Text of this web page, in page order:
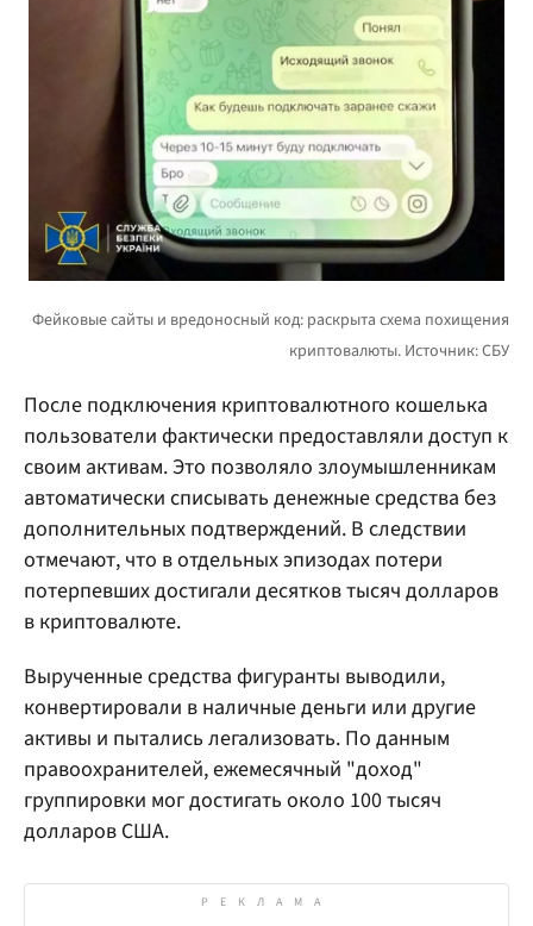
После подключения криптовалютного кошелька
пользователи фактически предоставляли доступ к
своим активам. Это позволяло злоумышленникам
автоматически списывать денежные средства без
дополнительных подтверждений. В следствии
отмечают, что в отдельных эпизодах потери
потерпевших достигали десятков тысяч долларов
в криптовалюте.
Вырученные средства фигуранты выводили,
конвертировали в наличные деньги или другие
активы и пытались легализовать. По данным
правоохранителей, ежемесячный "доход"
группировки мог достигать около 100 тысяч
долларов США.